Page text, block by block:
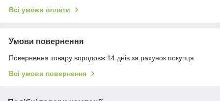
Всі умови оплати
Умови повернення
Повернення товару впродовж 14 днів за рахунок покупця
Всі умови повернення